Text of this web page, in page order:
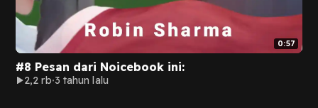
0:57
#8 Pesan dari Noicebook ini:
2,2 rb 3 tahun lalu